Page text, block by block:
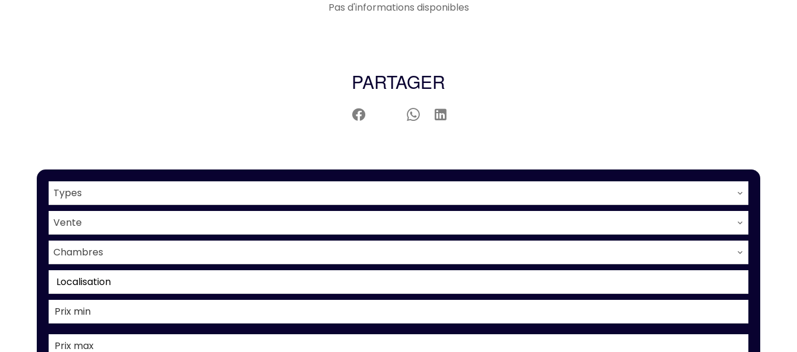
Pas d'informations disponibles
PARTAGER
Types
Vente
Chambres
Localisation